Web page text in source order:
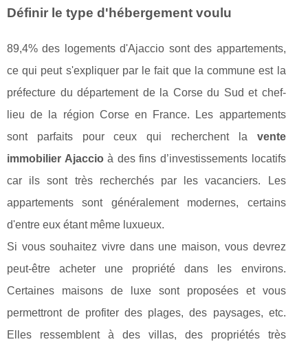
Définir le type d'hébergement voulu
89,4% des logements d'Ajaccio sont des appartements,
ce qui peut s'expliquer par le fait que la commune est la
préfecture du département de la Corse du Sud et chef-
lieu de la région Corse en France. Les appartements
sont parfaits pour ceux qui recherchent la vente
immobilier Ajaccioà des fins d’investissements locatifs
car ils sont très recherchés par les vacanciers. Les
appartements sont généralement modernes, certains
d'entre eux étant même luxueux.
Si vous souhaitez vivre dans une maison, vous devrez
peut-être acheter une propriété dans les environs.
Certaines maisons de luxe sont proposées et vous
permettront de profiter des plages, des paysages, etc.
Elles ressemblent à des villas, des propriétés très